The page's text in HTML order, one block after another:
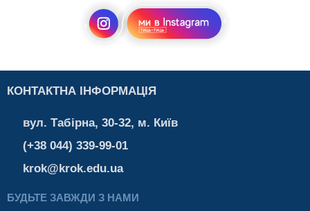
КОНТАКТНА ІНФОРМАЦІЯ
вул. Табірна, 30-32, м. Київ
(+38 044) 339-99-01
krok@krok.edu.ua
БУДЬТЕ ЗАВЖДИ З НАМИ